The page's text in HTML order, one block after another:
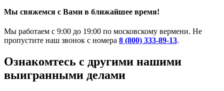
Мы свяжемся с Вами в ближайшее время!
Мы работаем с 9:00 до 19:00 по московскому вермени. Не
пропустите наш звонок с номера 8 (800) 333-89-13.
Ознакомтесь c другими нашими
выигранными делами